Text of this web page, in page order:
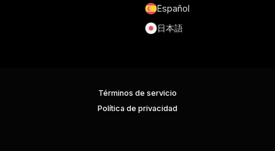
Español
日本語
Términos de servicio
Política de privacidad